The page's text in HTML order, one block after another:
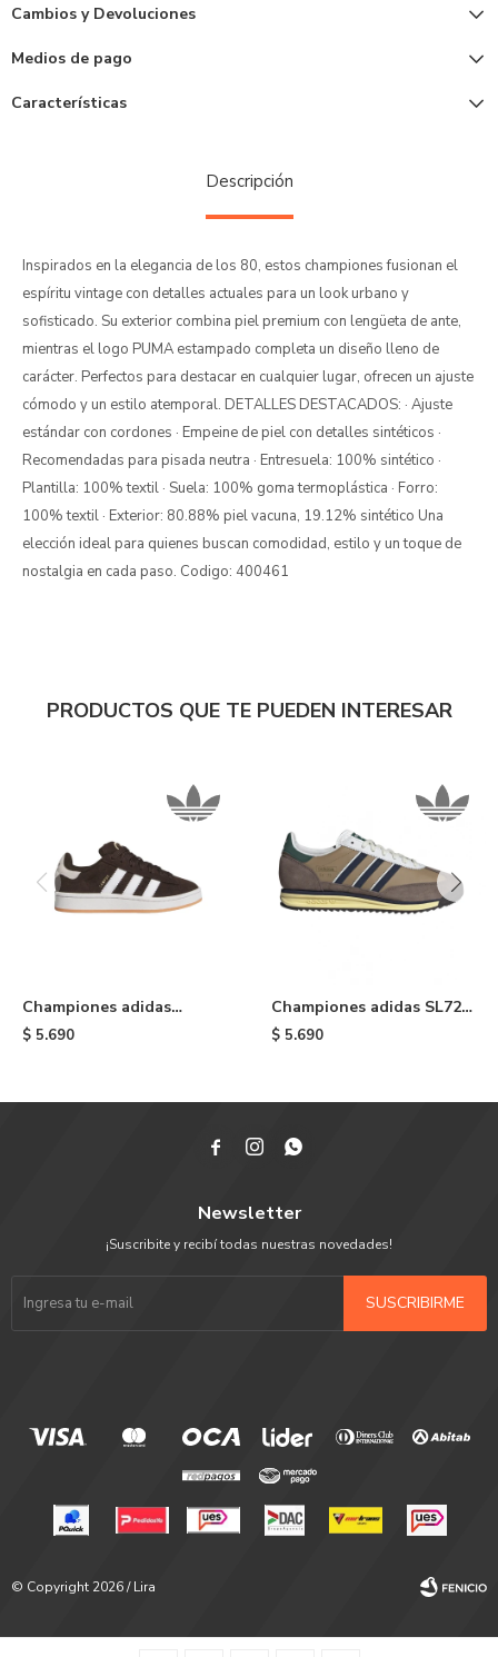
Cambios y Devoluciones
Medios de pago
Características
Descripción
Inspirados en la elegancia de los 80, estos championes fusionan el
espíritu vintage con detalles actuales para un look urbano y
sofisticado. Su exterior combina piel premium con lengüeta de ante,
mientras el logo PUMA estampado completa un diseño lleno de
carácter. Perfectos para destacar en cualquier lugar, ofrecen un ajuste
cómodo y un estilo atemporal. DETALLES DESTACADOS: · Ajuste
estándar con cordones · Empeine de piel con detalles sintéticos ·
Recomendadas para pisada neutra · Entresuela: 100% sintético ·
Plantilla: 100% textil · Suela: 100% goma termoplástica · Forro:
100% textil · Exterior: 80.88% piel vacuna, 19.12% sintético Una
elección ideal para quienes buscan comodidad, estilo y un toque de
nostalgia en cada paso. Codigo: 400461
PRODUCTOS QUE TE PUEDEN INTERESAR
Championes adidas
Campus 00S De Niño -
$ 5.690
Championes adidas SL72 -
Earth & Night Indigo
$ 5.690
  
Newsletter
¡Suscribite y recibí todas nuestras novedades!
SUSCRIBIRME
© Copyright 2026 / Lira